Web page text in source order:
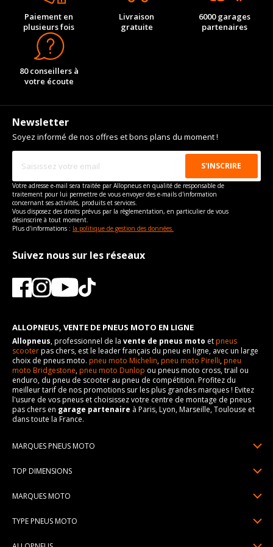
Paiement en
plusieurs fois
Livraison
gratuite
6000 garages
partenaires
80 conseillers à
votre écoute
Newsletter
Soyez informé de nos offres et bons plans du moment !
Votre adresse e-mail sera traitée par Allopneus en qualité de responsable de
traitement pour lui permettre de vous envoyer des e-mails d'information
concernant ses activités, produits et services.
Vous disposez des droits prévus par la règlementation, en particulier de vous
désinscrire à tout moment.
Plus d'informations : la politique de gestion des données.
Suivez nous sur les réseaux
ALLOPNEUS, VENTE DE PNEUS MOTO EN LIGNE
Allopneus, professionnel de la vente de pneus moto etpneus
scooterpas chers, est le leader français du pneu en ligne, avec un large
choix de pneus moto. pneu moto Michelin,pneu moto Pirelli,pneu
moto Bridgestone,pneu moto Dunlop ou pneus moto cross, trail ou
enduro, du pneu de scooter au pneu de compétition. Profitez du
meilleur tarif de nos promotions sur les plus grandes marques ! Evitez
l'usure de vos pneus et choisissez votre centre de montage de pneus
pas chers en garage partenaire à Paris, Lyon, Marseille, Toulouse et
dans toute la France.
MARQUES PNEUS MOTO
Pneus Continental
TOP DIMENSIONS
150/70R17
MARQUES MOTO
TYPE PNEUS MOTO